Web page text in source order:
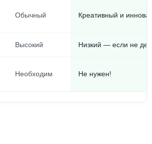
Обычный Креативный и
Высокий Низкий — если не
Необходим Не нужен!